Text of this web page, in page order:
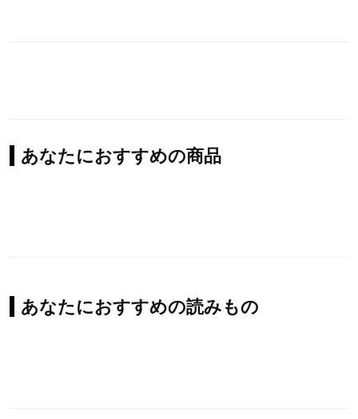
あなたにおすすめの商品
あなたにおすすめの読みもの